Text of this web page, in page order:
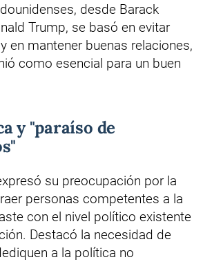
desde Barack
Trump, se basó en evitar
en mantener buenas relaciones,
como esencial para un buen
y "paraíso de
su preocupación por la
personas competentes a la
con el nivel político existente
Destacó la necesidad de
a la política no